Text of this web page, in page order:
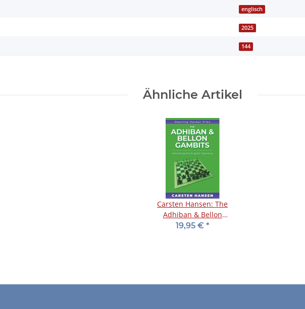
englisch
2025
144
Ähnliche Artikel
Carsten Hansen: The
Adhiban & Bellon
Gambits
19,95 € *